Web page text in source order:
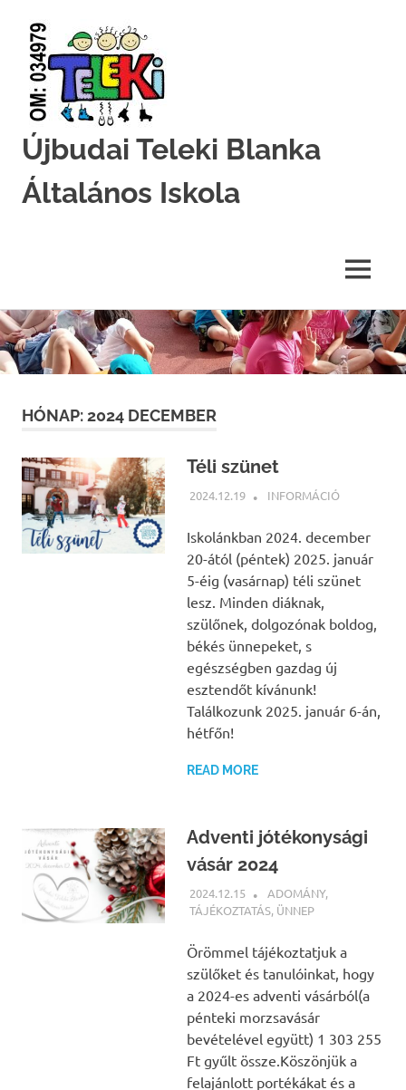
Skip
to
content
Újbudai Teleki Blanka
Általános Iskola
MENU
HÓNAP:2024 DECEMBER
Téli szünet
2024.12.19 BÁRTFAI JUDIT
INFORMÁCIÓ
Iskolánkban 2024. december
20-ától (péntek) 2025. január
5-éig (vasárnap) téli szünet
lesz. Minden diáknak,
szülőnek, dolgozónak boldog,
békés ünnepeket, s
egészségben gazdag új
esztendőt kívánunk!
Találkozunk 2025. január 6-án,
hétfőn!
READ MORE
Adventi jótékonysági
vásár 2024
2024.12.15 BÁRTFAI JUDIT
ADOMÁNY,
TÁJÉKOZTATÁS, ÜNNEP
Örömmel tájékoztatjuk a
szülőket és tanulóinkat, hogy
a 2024-es adventi vásárból(a
pénteki morzsavásár
bevételével együtt) 1 303 255
Ft gyűlt össze.Köszönjük a
felajánlott portékákat és a